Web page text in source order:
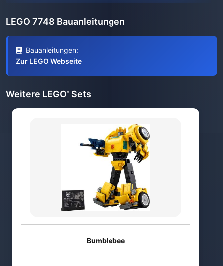
LEGO 7748 Bauanleitungen
Bauanleitungen:
Zur LEGO Webseite
Weitere LEGO® Sets
Bumblebee